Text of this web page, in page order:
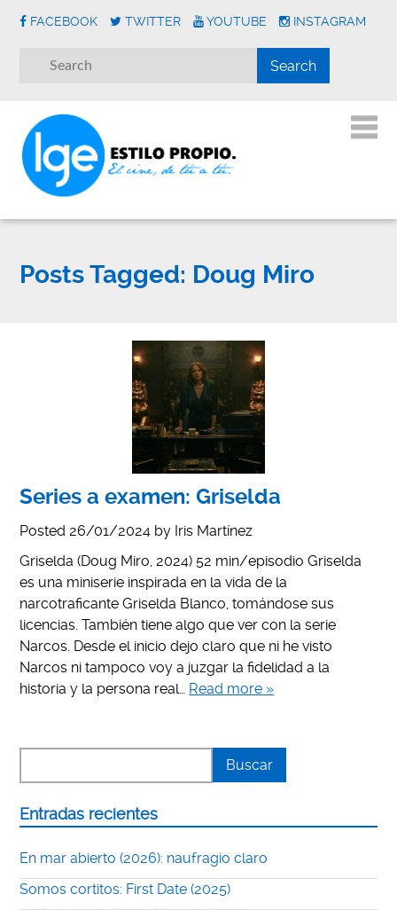
FACEBOOK TWITTER YOUTUBE INSTAGRAM
Posts Tagged: Doug Miro
Series a examen: Griselda
Posted 26/01/2024 by Iris Martínez
Griselda (Doug Miro, 2024) 52 min/episodio Griselda
es una miniserie inspirada en la vida de la
narcotraficante Griselda Blanco, tomándose sus
licencias. También tiene algo que ver con la serie
Narcos. Desde el inicio dejo claro que ni he visto
Narcos ni tampoco voy a juzgar la fidelidad a la
historia y la persona real… Read more »
Entradas recientes
En mar abierto (2026): naufragio claro
Somos cortitos: First Date (2025)